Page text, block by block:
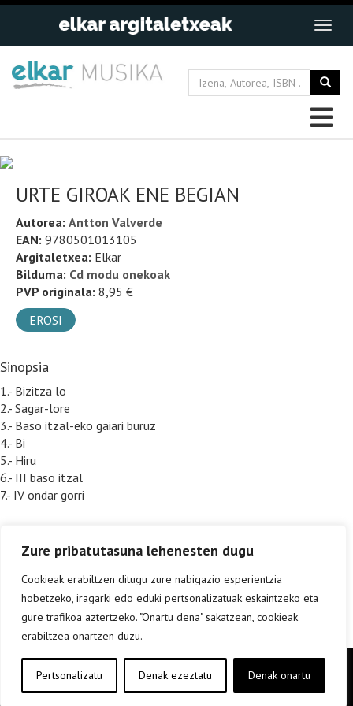
Zure pribatutasuna lehenesten dugu
Cookieak erabiltzen ditugu zure nabigazio esperientzia
hobetzeko, iragarki edo eduki pertsonalizatuak eskaintzeko eta
gure trafikoa aztertzeko. "Onartu dena" sakatzean, cookieak
erabiltzea onartzen duzu.
Pertsonalizatu Denak ezeztatu Denak onartu
URTE GIROAK ENE BEGIAN
Autorea: Antton Valverde
EAN: 9780501013105
Argitaletxea: Elkar
Bilduma: Cd modu onekoak
PVP originala: 8,95 €
EROSI
Sinopsia
1.- Bizitza lo
2.- Sagar-lore
3.- Baso itzal-eko gaiari buruz
4.- Bi
5.- Hiru
6.- III baso itzal
7.- IV ondar gorri
Copyright © elkar Argitaletxeak 2019
Lege oharra
Cookie politika